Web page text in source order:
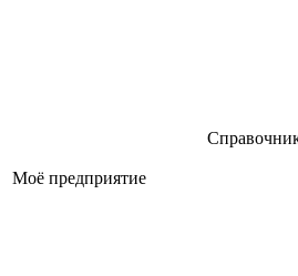
Моё предприятие